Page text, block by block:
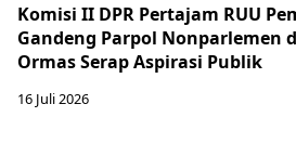
Komisi II DPR Pertajam RUU
Gandeng Parpol Nonparlemen
Ormas Serap Aspirasi Publik
16 Juli 2026